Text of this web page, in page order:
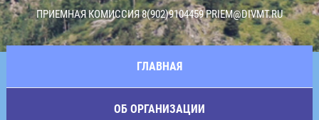
ПРИЕМНАЯ КОМИССИЯ 8(902)9104459PRIEM@DIVMT.RU
ГЛАВНАЯ
ОБ ОРГАНИЗАЦИИ